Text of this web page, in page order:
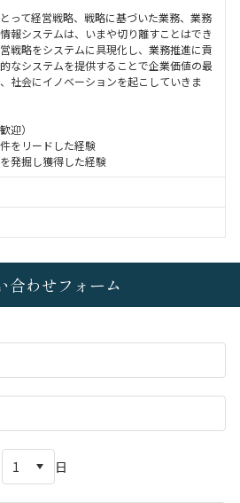
って経営戦略、戦略に基づいた業務、業務
報システムは、いまや切り離すことはでき
戦略をシステムに具現化し、業務推進に貢
なシステムを提供することで企業価値の最
社会にイノベーションを起こしていきま
迎）
をリードした経験
発掘し獲得した経験
合わせフォーム
日